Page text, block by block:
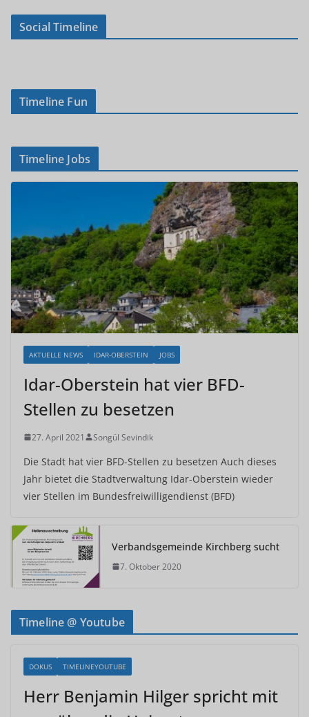
Social Timeline
Timeline Fun
Timeline Jobs
AKTUELLE NEWS IDAR-OBERSTEIN JOBS
Idar-Oberstein hat vier BFD-
Stellen zu besetzen
27. April 2021 Songül Sevindik
Die Stadt hat vier BFD-Stellen zu besetzen Auch dieses
Jahr bietet die Stadtverwaltung Idar-Oberstein wieder
vier Stellen im Bundesfreiwilligendienst (BFD)
Verbandsgemeinde Kirchberg sucht
7. Oktober 2020
Timeline @ Youtube
DOKUS TIMELINEYOUTUBE
Herr Benjamin Hilger spricht mit